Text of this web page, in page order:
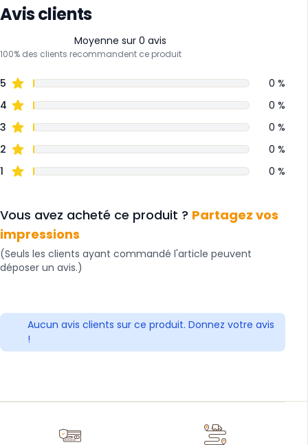
Avis clients
Moyenne sur 0 avis
100% des clients recommandent ce produit
5
0 %
4
0 %
3
0 %
2
0 %
1
0 %
Vous avez acheté ce produit ? Partagez vos
impressions
(Seuls les clients ayant commandé l'article peuvent
déposer un avis.)
Aucun avis clients sur ce produit. Donnez votre avis
!